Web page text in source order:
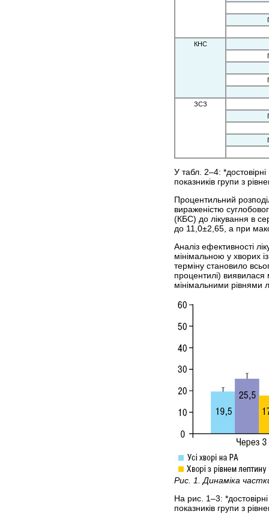
КНС
ЗСЗ
У табл. 2–4: *достовірні
показників групи з
Процентильний
вираженістю
(КБС) до лікування в
до 11,0±2,65, а при
Аналіз ефективності
мінімальною у хворих
терміну становило
процентилі) виявилася
мінімальними
Рис. 1. Динаміка
На рис. 1–3:
показників групи з